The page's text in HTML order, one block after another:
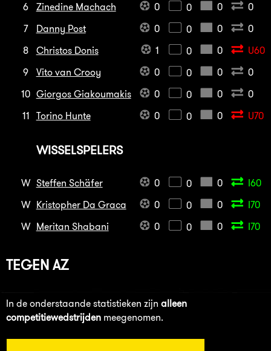
6
Zinedine Machach 0 0 0
0
7
Danny Post 0 0 0
0
8
Christos Donis 1 0 0
U60
9
Vito van Crooy 0 0 0
0
10 Giorgos Giakoumakis 0 0 0
0
11
Torino Hunte 0 0 0 U70
WISSELSPELERS
W Steffen Schäfer 0 0 0
I60
W Kristopher Da Graca 0 0 0
I70
W Meritan Shabani 0 0 0 I70
TEGEN AZ
In de onderstaande statistieken zijn alleen
competitiewedstrijden meegenomen.